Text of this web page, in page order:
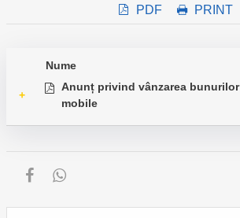
PDF PRINT
Nume
+
Anunț privind vânzarea bunurilor
mobile